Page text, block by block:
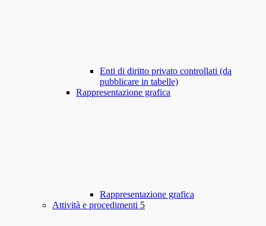
Enti di diritto privato controllati (da
pubblicare in tabelle)
Rappresentazione grafica
Rappresentazione grafica
Attività e procedimenti 5